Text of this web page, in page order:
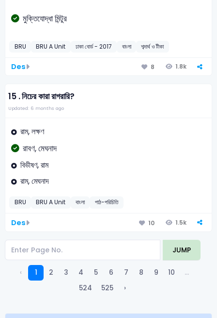
মুক্তিযোদ্ধা মিন্টুর
BRU BRU A Unit ঢাকা বোর্ড - 2017 বাংলা শব্দার্থ ও টীকা
Des 8 1.8k
15 .নিচের কারা রাগরারি?
Updated: 6 months ago
রাম, লক্ষণ
রাবণ, মেঘনাদ
বিভীষণ, রাম
রাম, মেঘনাদ
BRU BRU A Unit বাংলা পাঠ-পরিচিতি
Des 10 1.5k
JUMP
‹ 1 2 3 4 5 6 7 8 9 10
...
524
525 ›